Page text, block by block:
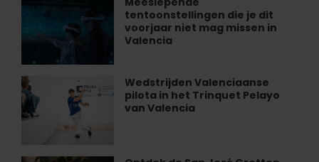
tentoonstellingen die je dit
voorjaar niet mag missen in
Valencia
Meeslepende
tentoonstellingen
die
dit
voorjaar
niet
mag
missen
Wedstrijden Valenciaanse
pilota in het Trinquet Pelayo
van Valencia
Wedstrijden
Valenciaanse
pilota
Trinquet